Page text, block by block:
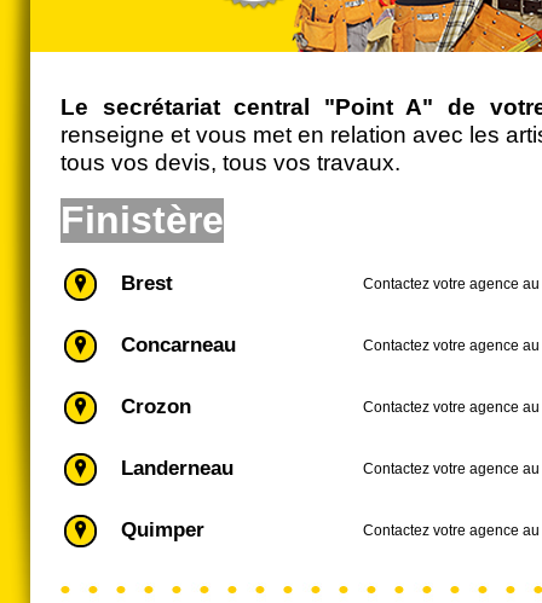
Le secrétariat central "Point A" de
renseigne et vous met en relation avec les
tous vos devis, tous vos travaux.
Finistère
Brest Contactez votre agence
Concarneau Contactez votre agence au
Crozon Contactez votre agence
Landerneau Contactez votre agence
Quimper Contactez votre agence